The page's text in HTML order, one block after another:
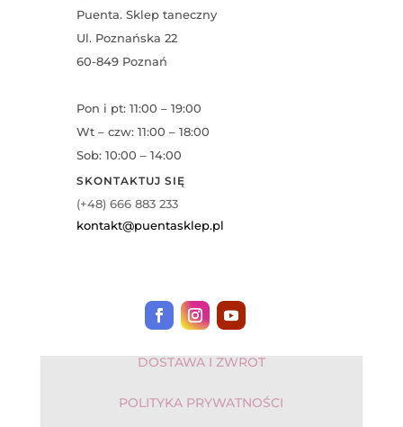
Puenta. Sklep taneczny
Ul. Poznańska 22
60-849 Poznań
Pon i pt: 11:00 – 19:00
Wt – czw: 11:00 – 18:00
Sob: 10:00 – 14:00
SKONTAKTUJ SIĘ
(+48) 666 883 233
kontakt@puentasklep.pl
DOSTAWA I ZWROT
POLITYKA PRYWATNOŚCI